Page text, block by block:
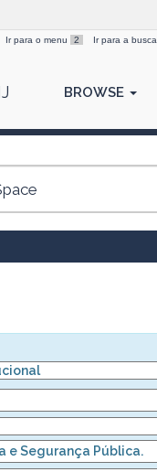
Ir para o menu 2 Ir para a busca
BROWSE